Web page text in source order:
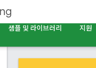
샘플 및 라이브러리 지원